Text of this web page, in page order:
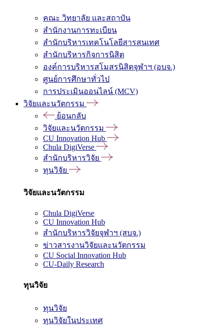
คณะ วิทยาลัย และสถาบัน
สำนักงานการทะเบียน
สำนักบริหารเทคโนโลยีสารสนเทศ
สำนักบริหารกิจการนิสิต
องค์การบริหารสโมสรนิสิตจุฬาฯ (อบจ.)
ศูนย์การศึกษาทั่วไป
การประเมินออนไลน์ (MCV)
วิจัยและนวัตกรรม
ย้อนกลับ
วิจัยและนวัตกรรม
CU Innovation Hub
Chula DigiVerse
สำนักบริหารวิจัย
ทุนวิจัย
วิจัยและนวัตกรรม
Chula DigiVerse
CU Innovation Hub
สำนักบริหารวิจัยจุฬาฯ (สบจ.)
ข่าวสารงานวิจัยและนวัตกรรม
CU Social Innovation Hub
CU-Daily Research
ทุนวิจัย
ทุนวิจัย
ทุนวิจัยในประเทศ